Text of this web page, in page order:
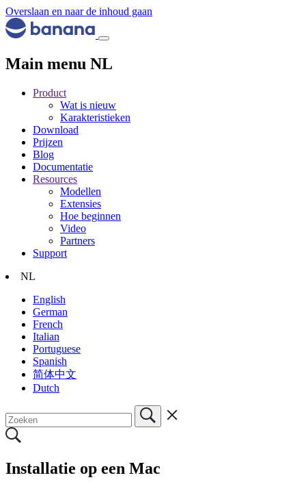
Overslaan en naar de inhoud gaan
Main menu NL
Product
Wat is nieuw
Karakteristieken
Download
Prijzen
Blog
Documentatie
Resources
Modellen
Extensies
Hoe beginnen
Video
Partners
Support
NL
English
German
French
Italian
Portuguese
Spanish
简体中文
Dutch
Installatie op een Mac